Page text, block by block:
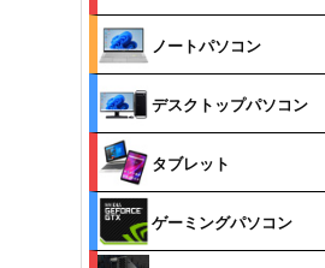
ノートパソコン
デスクトップパソコン
タブレット
ゲーミングパソコン